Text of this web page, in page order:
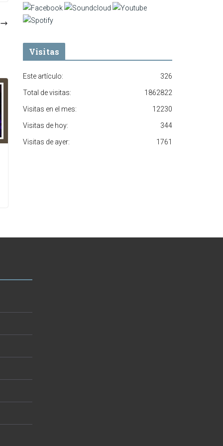
Visitas
326
Este artículo:
1862822
Total de visitas:
12230
Visitas en el mes:
344
Visitas de hoy:
1761
Visitas de ayer: